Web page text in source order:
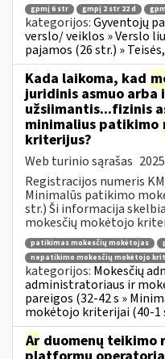
gpmį 6 str
gmpį 2 str 22 d
kategorijos:Gyventojų
verslo/ veiklos » Verslo
pajamos (26 str.) »
Kada laikoma, kad
juridinis asmuo
užsiimantis...fizinis
minimalius patikimo
kriterijus?
Web turinio sąrašas
Registracijos numeris
Minimalūs patikimo
str.) Ši informacija
mokesčių mokėtojo
patikimas mokesčių mokėtojas
nepatikimo mokesčių mokėtojo
kategorijos: Mokesčių
administratoriaus ir
pareigos (32-42 s »
mokėtojo kriterijai (40-1
Ar duomenų teikimo